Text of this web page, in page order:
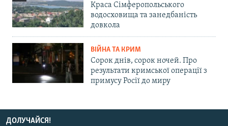
Краса Сімферопольського
водосховища та занедбаність
довкола
ВІЙНА ТА КРИМ
Сорок днів, сорок ночей. Про
результати кримської операції з
примусу Росії до миру
ДОЛУЧАЙСЯ!